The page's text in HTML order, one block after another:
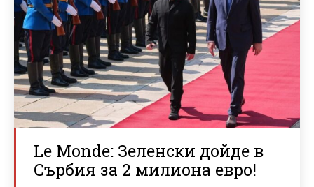
Le Monde: Зеленски дойде в
Сърбия за 2 милиона евро!